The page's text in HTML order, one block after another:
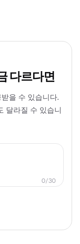
다르다면
을 수 있습니다.
달라질 수 있습니
0/30